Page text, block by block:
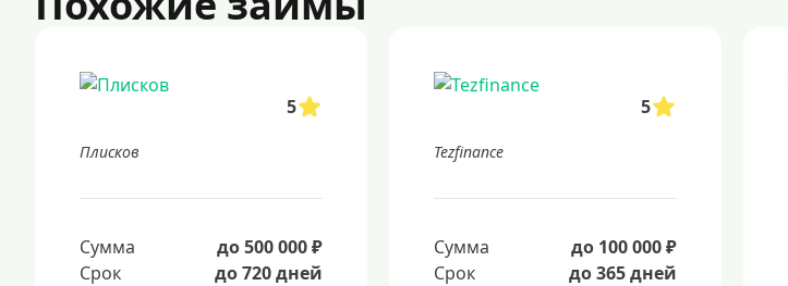
5
Плисков
Сумма
до 500 000 ₽
Срок
до 720 дней
5
Tezfinance
Сумма
до 100 000 ₽
Срок
до 365 дней